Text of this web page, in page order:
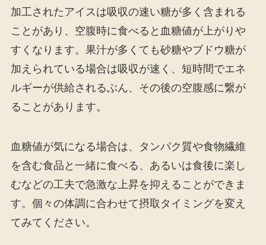
加工されたアイスは吸収の速い糖が多く含まれる
ことがあり、空腹時に食べると血糖値が上がりや
すくなります。果汁が多くても砂糖やブドウ糖が
加えられている場合は吸収が速く、短時間でエネ
ルギーが供給されるぶん、その後の空腹感に繋が
ることがあります。
血糖値が気になる場合は、タンパク質や食物繊維
を含む食品と一緒に食べる、あるいは食後に楽し
むなどの工夫で急激な上昇を抑えることができま
す。個々の体調に合わせて摂取タイミングを変え
てみてください。